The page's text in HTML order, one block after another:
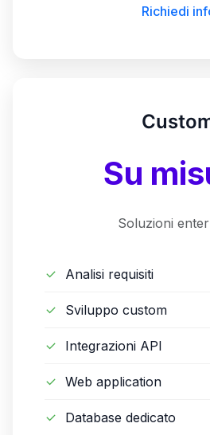
Richiedi
Su
Soluzioni
Analisi requisiti
Sviluppo custom
Integrazioni API
Web application
Database dedicato